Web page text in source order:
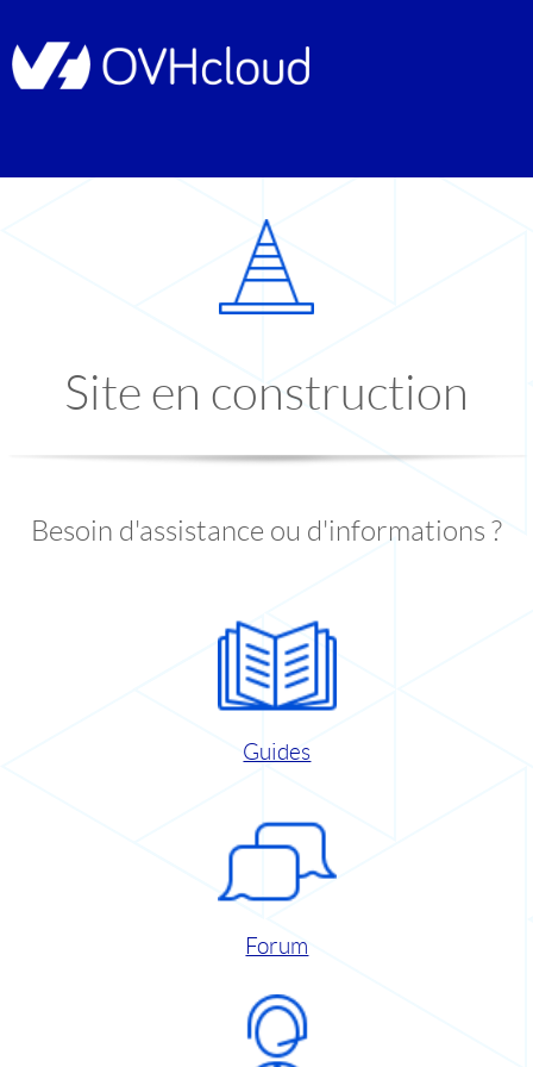
Site en construction
Besoin d'assistance ou d'informations ?
Guides
Forum